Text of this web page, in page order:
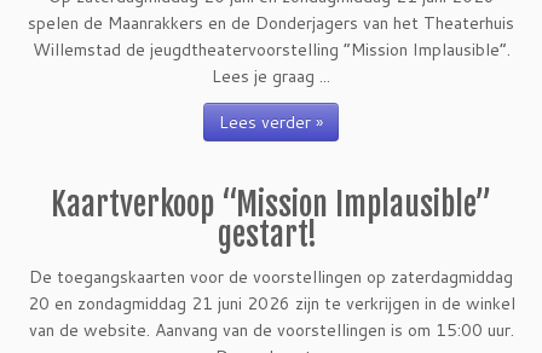
spelen de Maanrakkers en de Donderjagers van het Theaterhuis
Willemstad de jeugdtheatervoorstelling “Mission Implausible”.
Lees je graag ...
Lees verder »
Kaartverkoop “Mission Implausible”
gestart!
De toegangskaarten voor de voorstellingen op zaterdagmiddag
20 en zondagmiddag 21 juni 2026 zijn te verkrijgen in de winkel
van de website. Aanvang van de voorstellingen is om 15:00 uur.